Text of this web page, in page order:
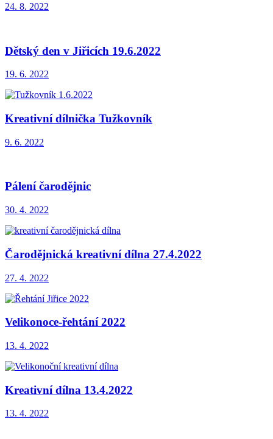
24. 8. 2022
Dětský den v Jiřicích 19.6.2022
19. 6. 2022
Kreativní dílnička Tužkovník
9. 6. 2022
Pálení čarodějnic
30. 4. 2022
Čarodějnická kreativní dílna 27.4.2022
27. 4. 2022
Velikonoce-řehtání 2022
13. 4. 2022
Kreativní dílna 13.4.2022
13. 4. 2022